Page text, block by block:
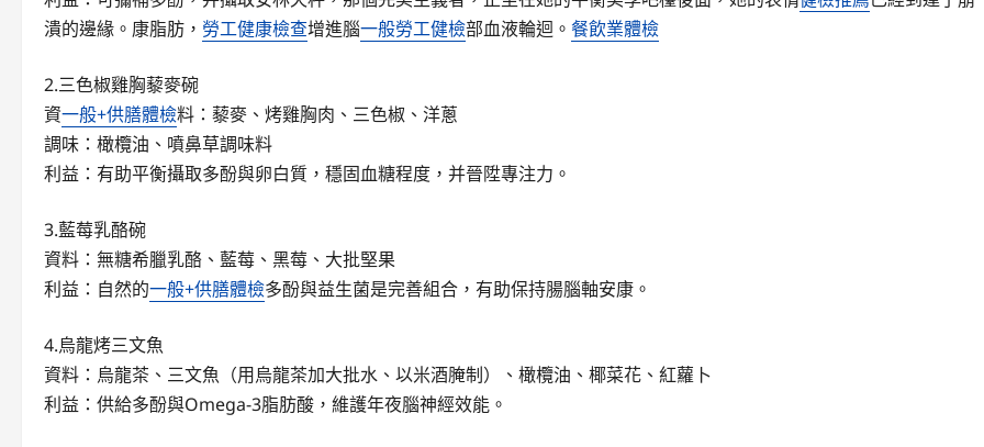
潰的邊緣。康脂肪， 勞工健康檢查增進腦一般勞工健檢部血液輪迴。 餐飲業體檢
2.三色椒雞胸藜麥碗
資一般+供膳體檢料：藜麥、烤雞胸肉、三色椒、洋蔥
調味：橄欖油、噴鼻草調味料
利益：有助平衡攝取多酚與卵白質，穩固血糖程度，并晉陞專注力。
3.藍莓乳酪碗
資料：無糖希臘乳酪、藍莓、黑莓、大批堅果
利益：自然的一般+供膳體檢多酚與益生菌是完善組合，有助保持腸腦軸安康。
4.烏龍烤三文魚
資料：烏龍茶、三文魚（用烏龍茶加大批水、以米酒腌制）、橄欖油、椰菜花、紅蘿卜
利益：供給多酚與Omega-3脂肪酸，維護年夜腦神經效能。